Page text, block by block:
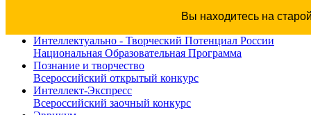
Вы находитесь на
Интеллектуально - Творческий Потенциал России
Национальная Образовательная Программа
Познание и творчество
Всероссийский открытый конкурс
Интеллект-Экспресс
Всероссийский заочный конкурс